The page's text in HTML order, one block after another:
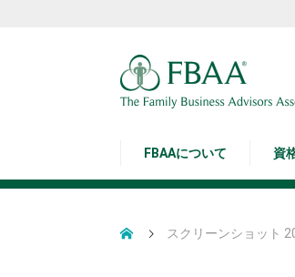
FBAAについて 資
スクリーンショット